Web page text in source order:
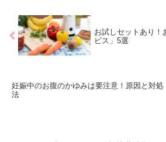
お試しセットあり！
ビス」5選
妊娠中のお腹のかゆみは要注意！原因と対処
法